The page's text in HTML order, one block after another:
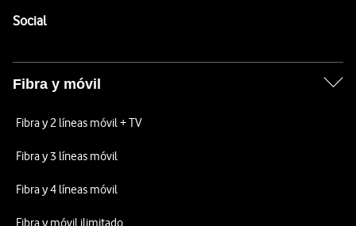
SocialEnlaces a las redes sociales de Vodafone
Fibra y móvil
Fibra y 2 líneas móvil + TV
Fibra y 3 líneas móvil
Fibra y 4 líneas móvil
Fibra y móvil ilimitado